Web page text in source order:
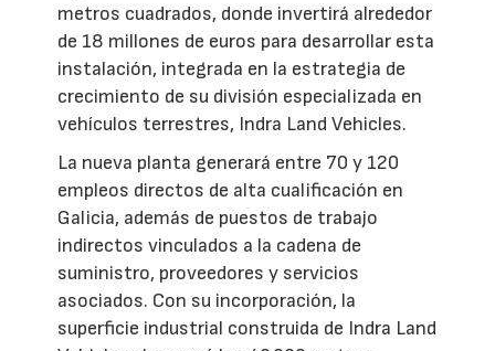
metros cuadrados, donde invertirá alrededor
de 18 millones de euros para desarrollar esta
instalación, integrada en la estrategia de
crecimiento de su división especializada en
vehículos terrestres, Indra Land Vehicles.
La nueva planta generará entre 70 y 120
empleos directos de alta cualificación en
Galicia, además de puestos de trabajo
indirectos vinculados a la cadena de
suministro, proveedores y servicios
asociados. Con su incorporación, la
superficie industrial construida de Indra Land